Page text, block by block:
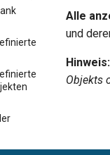
Alle
und
Hinweis:
Objekts